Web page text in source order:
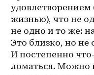
жизнью), что не
не одно и то же:
Это близко, но не
И постепенно
ломаться. Можно